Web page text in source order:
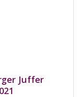
Juffer